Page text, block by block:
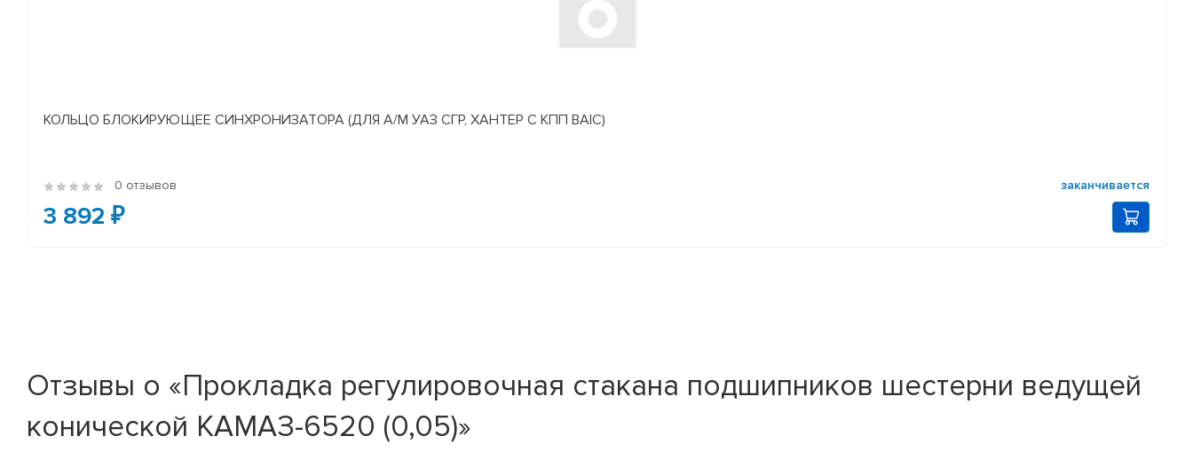
КОЛЬЦО БЛОКИРУЮЩЕЕ СИНХРОНИЗАТОРА (ДЛЯ А/М УАЗ СГР, ХАНТЕР С КПП BAIC)
0 отзывов заканчивается
3 892 ₽
Отзывы о «Прокладка регулировочная стакана подшипников шестерни ведущей
конической КАМАЗ-6520 (0,05)»